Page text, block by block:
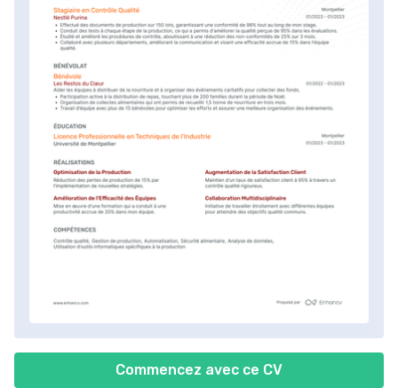
Commencez avec ce CV